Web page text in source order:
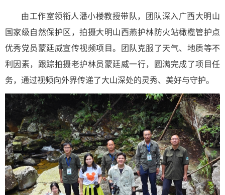
由工作室领衔人潘小楼教授带队，团队深入广西大明山
国家级自然保护区，拍摄大明山西燕护林防火站橄榄管护点
优秀党员蒙廷威宣传视频项目。团队克服了天气、地质等不
利因素，跟踪拍摄老护林员蒙廷威一行，圆满完成了项目任
务，通过视频向外界传递了大山深处的灵秀、美好与守护。